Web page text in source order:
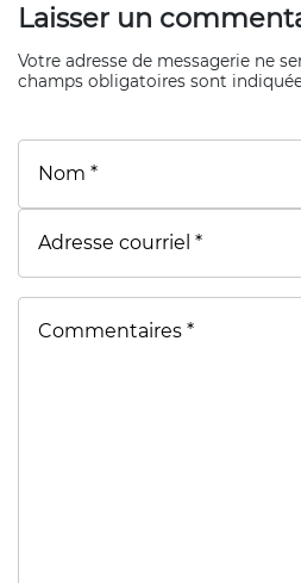
Laisser un
Votre adresse de messagerie ne
champs obligatoires sont